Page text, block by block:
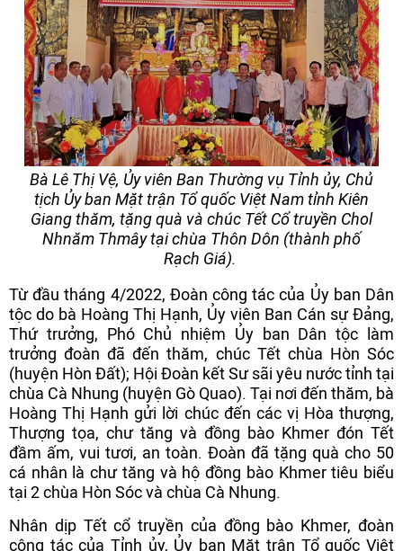
Bà Lê Thị Vệ, Ủy viên Ban Thường vụ Tỉnh ủy, Chủ
tịch Ủy ban Mặt trận Tổ quốc Việt Nam tỉnh Kiên
Giang thăm, tặng quà và chúc Tết Cổ truyền Chol
Nhnăm Thmây tại chùa Thôn Dôn (thành phố
Rạch Giá).
Từ đầu tháng 4/2022, Đoàn công tác của Ủy ban Dân
tộc do bà Hoàng Thị Hạnh, Ủy viên Ban Cán sự Đảng,
Thứ trưởng, Phó Chủ nhiệm Ủy ban Dân tộc làm
trưởng đoàn đã đến thăm, chúc Tết chùa Hòn Sóc
(huyện Hòn Đất); Hội Đoàn kết Sư sãi yêu nước tỉnh tại
chùa Cà Nhung (huyện Gò Quao). Tại nơi đến thăm, bà
Hoàng Thị Hạnh gửi lời chúc đến các vị Hòa thượng,
Thượng tọa, chư tăng và đồng bào Khmer đón Tết
đầm ấm, vui tươi, an toàn. Đoàn đã tặng quà cho 50
cá nhân là chư tăng và hộ đồng bào Khmer tiêu biểu
tại 2 chùa Hòn Sóc và chùa Cà Nhung.
Nhân dịp Tết cổ truyền của đồng bào Khmer, đoàn
công tác của Tỉnh ủy, Ủy ban Mặt trận Tổ quốc Việt